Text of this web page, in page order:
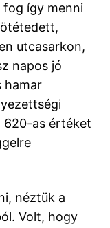
fog így menni
utcasarkon,
napos jó
hamar
620-as értéket
néztük a
Volt, hogy